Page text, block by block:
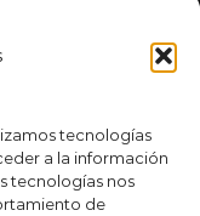
tecnologías
a la información
tecnologías nos
de